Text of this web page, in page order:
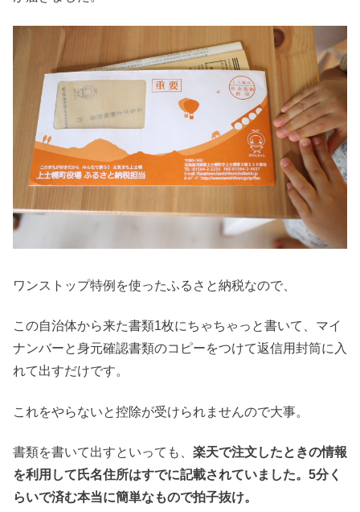
ワンストップ特例を使ったふるさと納税なので、
この自治体から来た書類1枚にちゃちゃっと書いて、マイ
ナンバーと身元確認書類のコピーをつけて返信用封筒に入
れて出すだけです。
これをやらないと控除が受けられませんので大事。
書類を書いて出すといっても、 楽天で注文したときの情報
を利用して氏名住所はすでに記載されていました。5分く
らいで済む本当に簡単なもので拍子抜け。